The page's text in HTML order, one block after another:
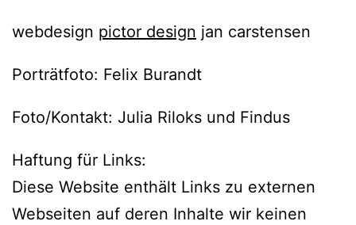
webdesign pictor design jan carstensen
Porträtfoto: Felix Burandt
Foto/Kontakt: Julia Riloks und Findus
Haftung für Links:
Diese Website enthält Links zu externen
Webseiten auf deren Inhalte wir keinen